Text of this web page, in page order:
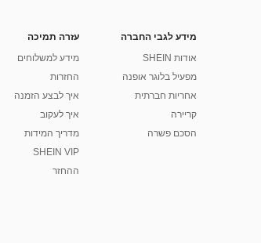
מידע לגבי החברה
אודות SHEIN
מפעיל בלוגר אופנה
אחריות חברתית
קריירה
הסכם פשרה
עזרה תמיכה
מידע למשלוחים
החזרות
איך לבצע הזמנה
איך לעקוב
מדריך המידות
SHEIN VIP
ההחזר